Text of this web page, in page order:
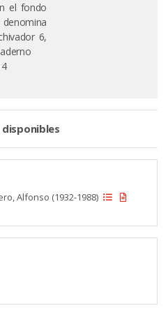
el fondo
denomina
6,
Alfonso (1932-1988)